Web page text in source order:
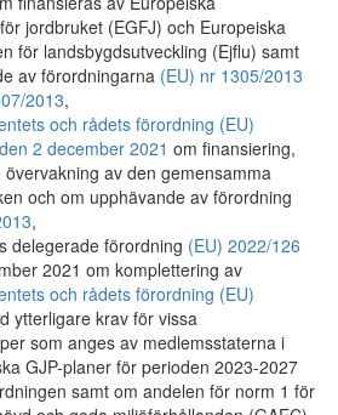
jordbruket (EGFJ) och Europeiska
för landsbygdsutveckling (Ejflu) samt
av förordningarna (EU) nr 1305/2013
2013,
och rådets förordning (EU)
2 december 2021 om finansiering,
av den gemensamma
och om upphävande av förordning
,
delegerade förordning (EU) 2022/126
2021 om komplettering av
och rådets förordning (EU)
ytterligare krav för vissa
som anges av medlemsstaterna i
GJP-planer för perioden 2023-2027
samt om andelen för norm 1 för